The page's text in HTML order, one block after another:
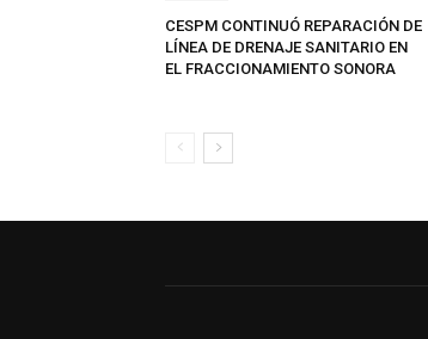
CESPM CONTINUÓ REPARACIÓN DE
LÍNEA DE DRENAJE SANITARIO EN
EL FRACCIONAMIENTO SONORA